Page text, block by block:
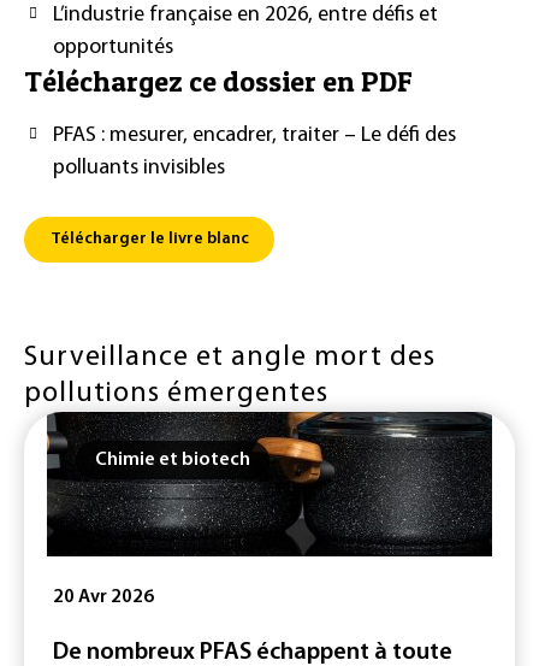
L’industrie française en 2026, entre défis et
opportunités
Téléchargez ce dossier en PDF
PFAS : mesurer, encadrer, traiter – Le défi des
polluants invisibles
Télécharger le livre blanc
Surveillance et angle mort des
pollutions émergentes
Chimie et biotech
20 Avr 2026
De nombreux PFAS échappent à toute